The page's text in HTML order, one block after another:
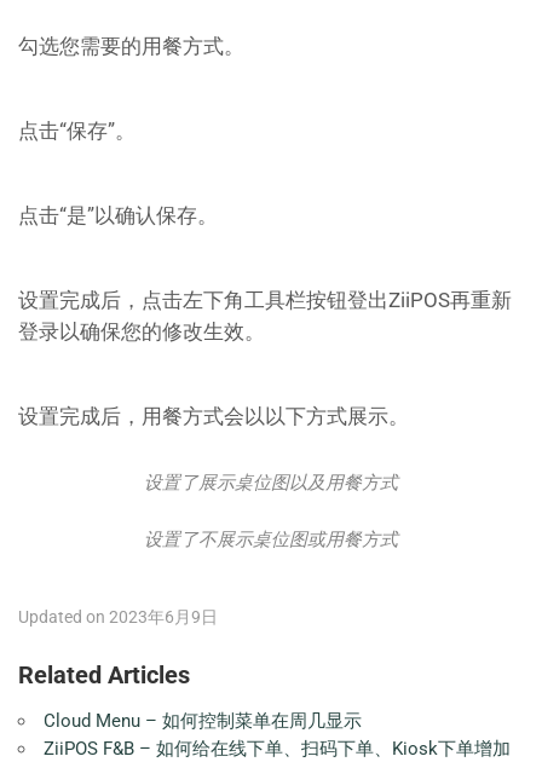
勾选您需要的用餐方式。
点击“保存”。
点击“是”以确认保存。
设置完成后，点击左下角工具栏按钮登出ZiiPOS再重新
登录以确保您的修改生效。
设置完成后，用餐方式会以以下方式展示。
设置了展示桌位图以及用餐方式
设置了不展示桌位图或用餐方式
Updated on 2023年6月9日
Related Articles
Cloud Menu – 如何控制菜单在周几显示
ZiiPOS F&B – 如何给在线下单、扫码下单、Kiosk下单增加